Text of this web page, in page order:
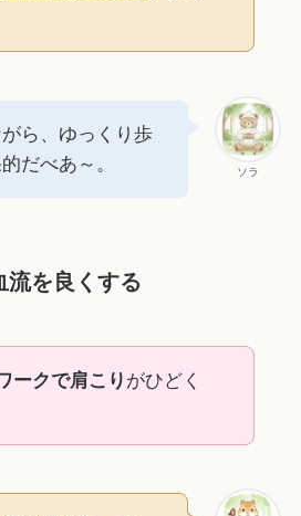
ソラ
ら、ゆっくり歩
だべあ～。
を良くする
ークで肩こり がひどく